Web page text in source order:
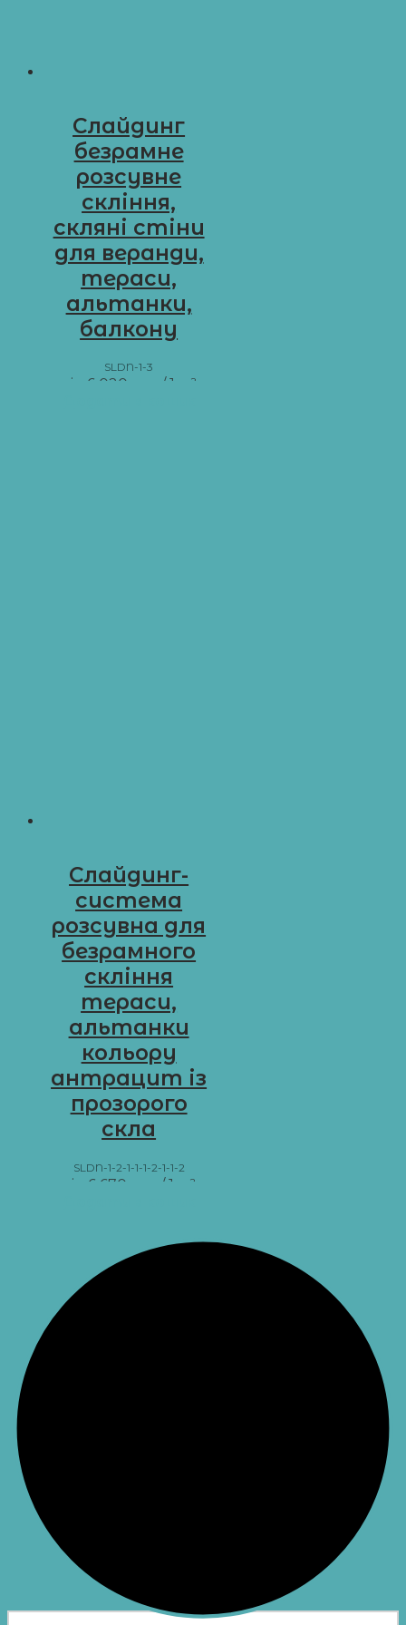
Слайдинг
безрамне
розсувне
скління,
скляні стіни
для веранди,
тераси,
альтанки,
балкону
SLDN-1-3
від 6 020
/ 1 м²
Слайдинг-
система
розсувна для
безрамного
скління
тераси,
альтанки
кольору
антрацит із
прозорого
скла
SLDN-1-2-1-1-1-2-1-1-2
від 6 670
/ 1 м²